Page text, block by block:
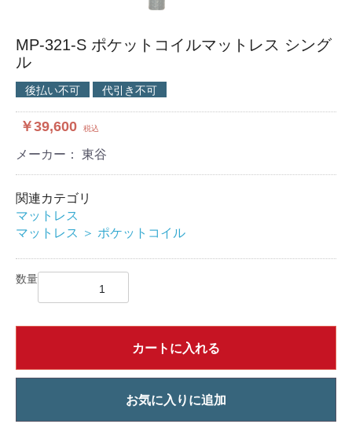
MP-321-S ポケットコイルマットレス シング
ル
後払い不可 代引き不可
￥39,600 税込
メーカー： 東谷
関連カテゴリ
マットレス
マットレス ＞ ポケットコイル
数量
カートに入れる
お気に入りに追加